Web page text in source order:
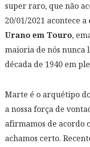
super raro, que não
20/01/2021 acontece a
Urano em Touro,
maioria de nós nunca
década de 1940 em
Marte é o arquétipo
a nossa força de
afirmamos de acordo
achamos certo.